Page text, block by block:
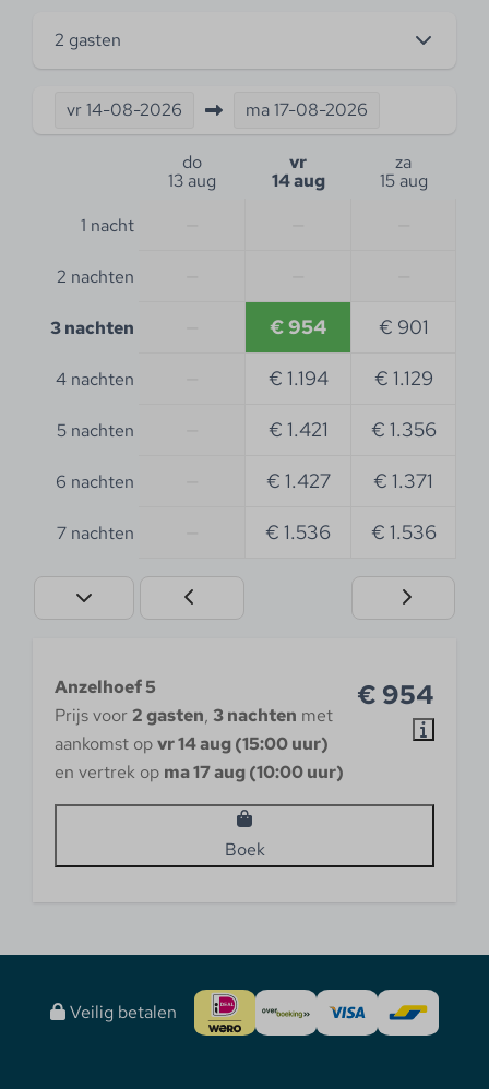
2 gasten
vr14-08-2026 ma17-08-2026
do
13 aug
vr
14 aug
za
15 aug
1 nacht
2 nachten
3 nachten € 954 € 901
4 nachten € 1.194 € 1.129
5 nachten € 1.421 € 1.356
6 nachten € 1.427 € 1.371
7 nachten € 1.536 € 1.536
€ 954
Anzelhoef 5
Prijs voor2 gasten, 3 nachten met
aankomst opvr 14 aug (15:00 uur)
en vertrek op ma 17 aug (10:00 uur)
Boek
Veilig betalen